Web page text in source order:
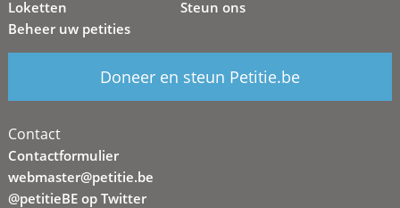
Loketten
Beheer uw petities
Steun ons
Doneer en steun Petitie.be
Contact
Contactformulier
webmaster@petitie.be
@petitieBE op Twitter